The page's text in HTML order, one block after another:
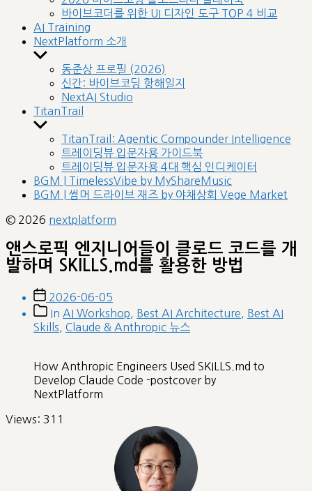
menu 바이브코더를 위한 UI 디자인 도구 TOP 4 비교
AI Training
NextPlatform 소개
Show
sub
menu
동준상 프로필 (2026)
신간: 바이브코딩 항해일지
NextAI Studio
TitanTrail
Show
sub
menu
TitanTrail: Agentic Compounder Intelligence
트레이딩뷰 입문자용 가이드북
트레이딩뷰 입문자용 4대 핵심 인디케이터
BGM | TimelessVibe by MyShareMusic
BGM | 썸머 드라이브 재즈 by 야채상회 Vege Market
© 2026 nextplatform
앤스로픽 엔지니어들이 클로드 코드를 개
발하며 SKILLS.md를 활용한 방법
Post
date
2026-06-05
Post
categories
In AI Workshop Best AI Architecture
Best AI
Skills
Claude & Anthropic 뉴스
How Anthropic Engineers Used SKILLS.md to
Develop Claude Code -postcover by
NextPlatform
Views: 311